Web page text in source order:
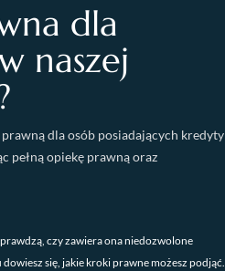
dla
naszej
dla osób posiadających kredyty
pełną opiekę prawną oraz
czy zawiera ona niedozwolone
się, jakie kroki prawne możesz podjąć.